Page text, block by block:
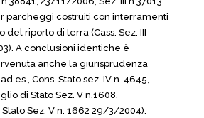
parcheggi costruiti con interramenti
del riporto di terra (Cass. Sez. III
A conclusioni identiche è
anche la giurisprudenza
es., Cons. Stato sez. IV n. 4645,
di Stato Sez. V n.1608,
Sez. V n. 1662 29/3/2004).